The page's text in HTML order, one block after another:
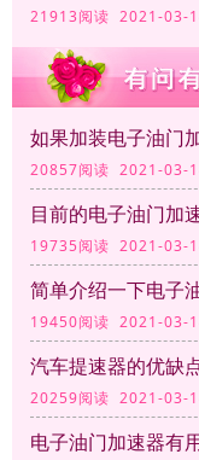
21913阅读 2021-03-
20857阅读 2021-03-
19735阅读 2021-03-
简单介绍一下电子
19450阅读 2021-03-
汽车提速器的优缺
20259阅读 2021-03-